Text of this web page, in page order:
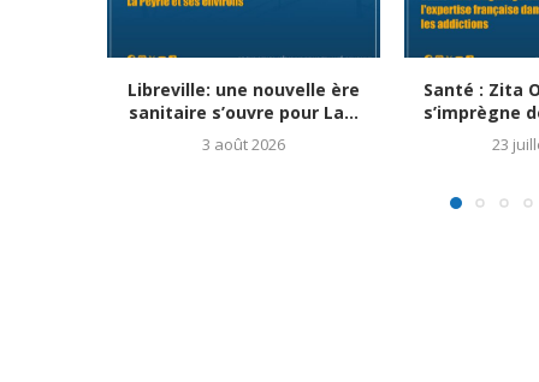
Libreville: une nouvelle ère
sanitaire s’ouvre pour La...
3 août 2026
Santé : Zita
s’imprègne
23